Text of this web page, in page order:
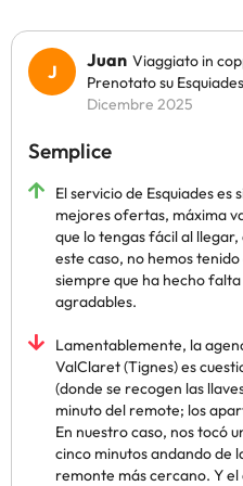
Juan Viaggiato in
Prenotato su
Dicembre 2025
Semplice
El servicio de Esquiades
mejores ofertas, máxima
que lo tengas fácil al
este caso, no hemos
siempre que ha hecho
agradables.
Lamentablemente, la
ValClaret (Tignes) es
(donde se recogen las
minuto del remote; los
En nuestro caso, nos tocó
cinco minutos andando de
remonte más cercano. Y